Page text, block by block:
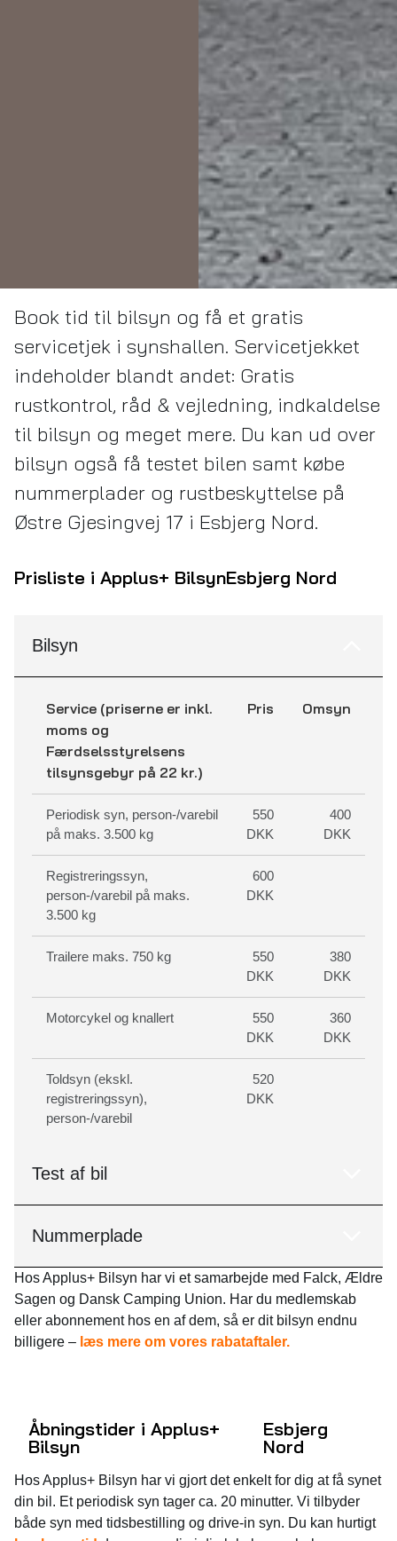
Book tid til bilsyn og få et gratis
servicetjek i synshallen. Servicetjekket
indeholder blandt andet: Gratis
rustkontrol, råd & vejledning, indkaldelse
til bilsyn og meget mere. Du kan ud over
bilsyn også få testet bilen samt købe
nummerplader og rustbeskyttelse på
Østre Gjesingvej 17 i Esbjerg Nord.
Prisliste i Applus+ BilsynEsbjerg Nord
Bilsyn
Service (priserne er inkl.
moms og
Færdselsstyrelsens
tilsynsgebyr på 22 kr.)
Pris Omsyn
Periodisk syn, person-/varebil
på maks. 3.500 kg
550
DKK
400
DKK
Registreringssyn,
person-/varebil på maks.
3.500 kg
600
DKK
Trailere maks. 750 kg
550
DKK
380
DKK
Motorcykel og knallert
550
DKK
360
DKK
Toldsyn (ekskl.
registreringssyn),
person-/varebil
520
DKK
Test af bil
Nummerplade
Hos Applus+ Bilsyn har vi et samarbejde med Falck, Ældre
Sagen og Dansk Camping Union. Har du medlemskab
eller abonnement hos en af dem, så er dit bilsyn endnu
billigere – læs mere om vores rabataftaler.
Åbningstider i Applus+
Bilsyn
Esbjerg
Nord
Hos Applus+ Bilsyn har vi gjort det enkelt for dig at få synet
din bil. Et periodisk syn tager ca. 20 minutter. Vi tilbyder
både syn med tidsbestilling og drive-in syn. Du kan hurtigt